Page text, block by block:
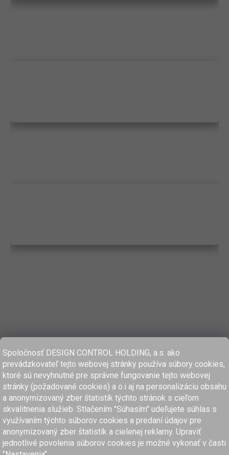
Spoločnosť DESIGN CONTROL HOLDING, a.s. ako
prevádzkovateľ tejto webovej stránky používa súbory cookies,
ktoré sú nevyhnutné pre správne fungovanie tejto webovej
stránky (požadované cookies) a o.i aj na personalizáciu obsahu
a anonymizovaný zber štatistík týchto stránok s cieľom
skvalitnenia služieb. Stlačením "Súhasím" udeľujete súhlas s
využívaním týchto súborov cookies a predaní údajov pre
anonymizovaný zber štatistík a cielenej reklamy. Upraviť
jednotlivé povolenia súborov cookies je možné vykonať v časti